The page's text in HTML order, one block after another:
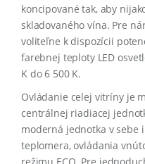
koncipované tak, aby
skladovaného vína. Pre
voliteľne k dispozícii
farebnej teploty LED
K do 6 500 K.
Ovládanie celej vitríny je
centrálnej riadiacej
moderná jednotka v
teplomera, ovládania
režimu ECO. Pre